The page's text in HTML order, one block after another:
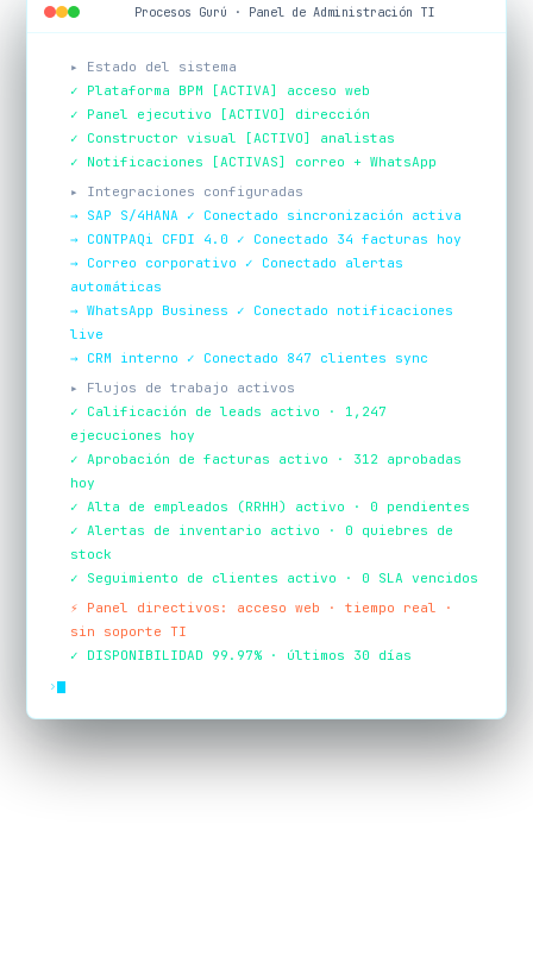
Procesos Gurú · Panel de Administración TI
▸ Estado del sistema
✓ Plataforma BPM [ACTIVA] acceso web
✓ Panel ejecutivo [ACTIVO] dirección
✓ Constructor visual [ACTIVO] analistas
✓ Notificaciones [ACTIVAS] correo + WhatsApp
▸ Integraciones configuradas
→ SAP S/4HANA ✓ Conectado sincronización activa
→ CONTPAQi CFDI 4.0 ✓ Conectado 34 facturas hoy
→ Correo corporativo ✓ Conectado alertas
automáticas
→ WhatsApp Business ✓ Conectado notificaciones
live
→ CRM interno ✓ Conectado 847 clientes sync
▸ Flujos de trabajo activos
✓ Calificación de leads activo · 1,247
ejecuciones hoy
✓ Aprobación de facturas activo · 312 aprobadas
hoy
✓ Alta de empleados (RRHH) activo · 0 pendientes
✓ Alertas de inventario activo · 0 quiebres de
stock
✓ Seguimiento de clientes activo · 0 SLA vencidos
⚡ Panel directivos: acceso web · tiempo real ·
sin soporte TI
✓ DISPONIBILIDAD 99.97% · últimos 30 días
›